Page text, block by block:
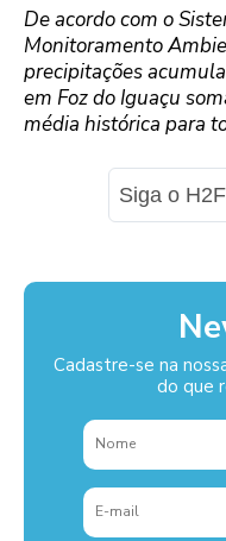
De acordo com o
Monitoramento
precipitações
em Foz do Iguaçu
média histórica para
Siga o
Cadastre-se na
do que